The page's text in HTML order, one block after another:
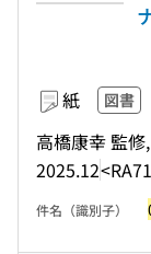
紙 図書
高橋康幸 監
2025.12
件名（識別子）